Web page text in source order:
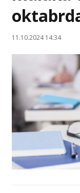
11.10.2024 14:34